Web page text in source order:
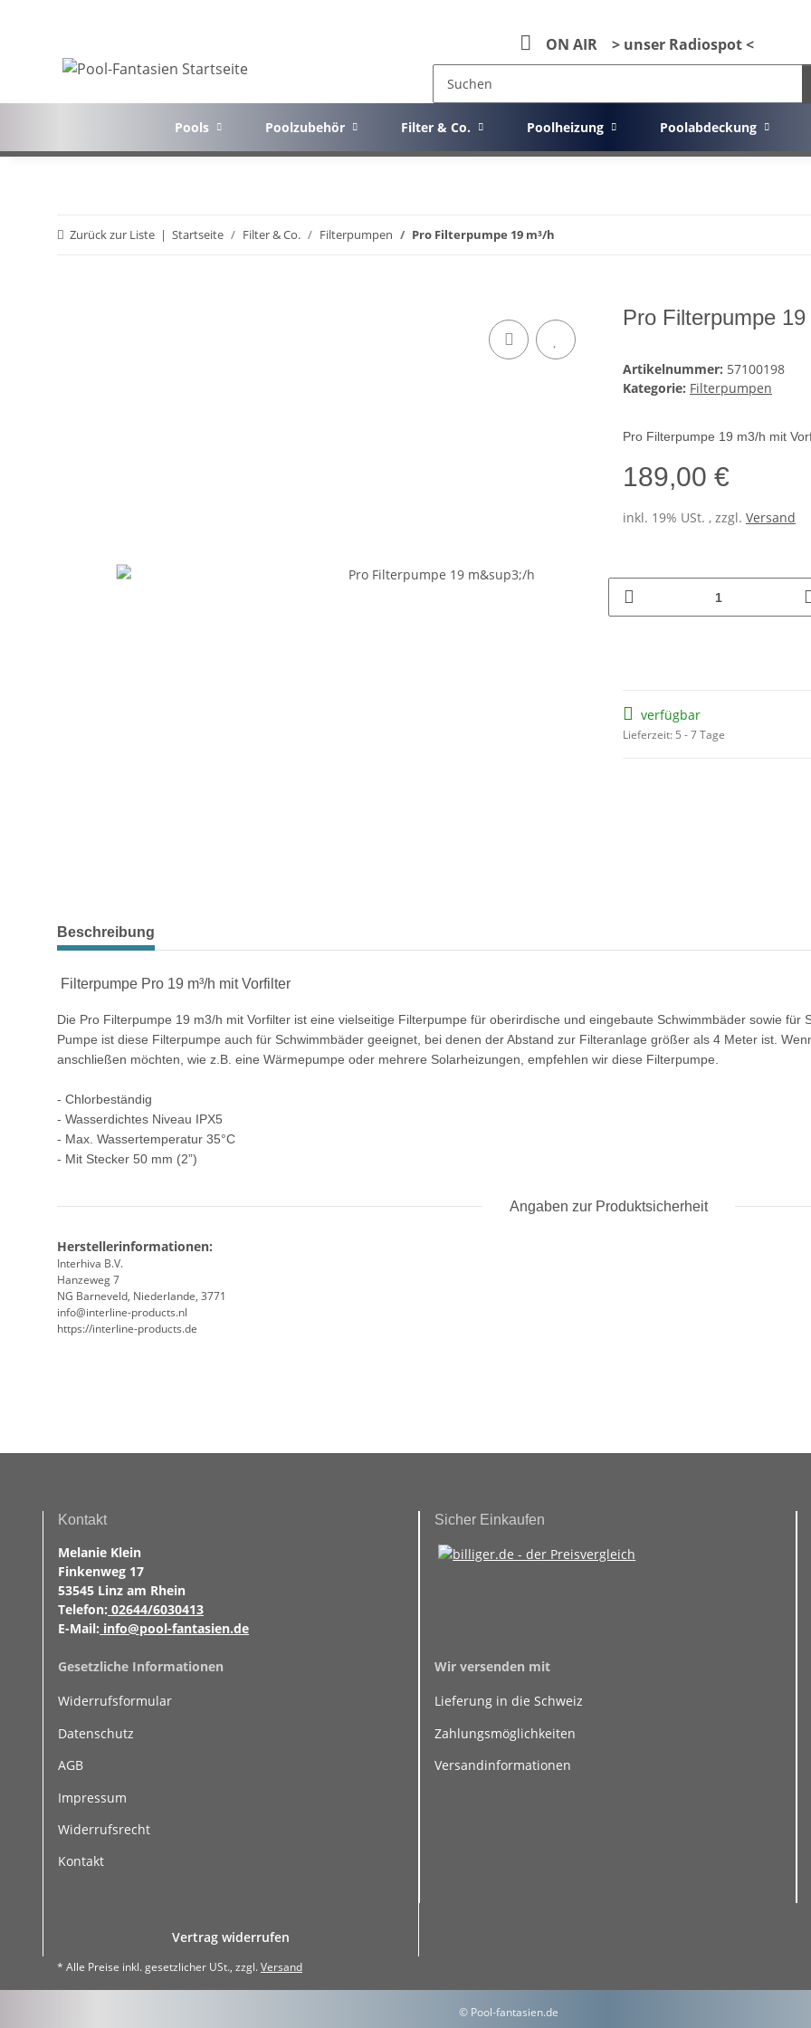
ON AIR > unser Radiospot <
Pools Poolzubehör Filter & Co. Poolheizung Poolabdeckung
Zurück zur Liste Startseite Filter & Co. Filterpumpen Pro Filterpumpe 19 m³/h
Pro Filterpumpe 19
Artikelnummer: 57100198
Kategorie: Filterpumpen
Pro Filterpumpe 19 m3/h mit
189,00 €
inkl. 19% USt. , zzgl. Versand
verfügbar
Lieferzeit: 5 - 7 Tage
weitere Registerkarten anzeigen
Beschreibung
Filterpumpe Pro 19 m³/h mit Vorfilter
Die Pro Filterpumpe 19 m3/h mit Vorfilter ist eine vielseitige Filterpumpe für oberirdische und eingebaute Schwimmbäder sowie
Pumpe ist diese Filterpumpe auch für Schwimmbäder geeignet, bei denen der Abstand zur Filteranlage größer als 4 Meter ist.
anschließen möchten, wie z.B. eine Wärmepumpe oder mehrere Solarheizungen, empfehlen wir diese Filterpumpe.
- Chlorbeständig
- Wasserdichtes Niveau IPX5
- Max. Wassertemperatur 35°C
- Mit Stecker 50 mm (2”)
Angaben zur Produktsicherheit
Herstellerinformationen:
Interhiva B.V.
Hanzeweg 7
NG Barneveld, Niederlande, 3771
info@interline-products.nl
https://interline-products.de
Kontakt
Melanie Klein
Finkenweg 17
53545 Linz am Rhein
Telefon: 02644/6030413
E-Mail: info@pool-fantasien.de
Sicher Einkaufen
Gesetzliche Informationen
Widerrufsformular
Datenschutz
AGB
Impressum
Widerrufsrecht
Kontakt
Wir versenden mit
Lieferung in die Schweiz
Zahlungsmöglichkeiten
Versandinformationen
Vertrag widerrufen
* Alle Preise inkl. gesetzlicher USt., zzgl.Versand
© Pool-fantasien.de